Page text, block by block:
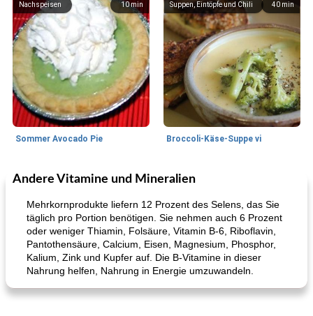
10min
Nachspeisen
Sommer Avocado Pie
40 min
Suppen, Eintöpfe und Chili
Broccoli-Käse-Suppe vi
35min
Kurs Mittagessen / Snacks
Andere Vitamine und Mineralien
Mehrkornprodukte liefern 12 Prozent des Selens, das Sie
täglich pro Portion benötigen. Sie nehmen auch 6 Prozent
oder weniger Thiamin, Folsäure, Vitamin B-6, Riboflavin,
Pantothensäure, Calcium, Eisen, Magnesium, Phosphor,
Kalium, Zink und Kupfer auf. Die B-Vitamine in dieser
Nahrung helfen, Nahrung in Energie umzuwandeln.